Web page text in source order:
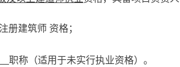
册建筑师 资格；
职称（适用于未实行执业资格）。